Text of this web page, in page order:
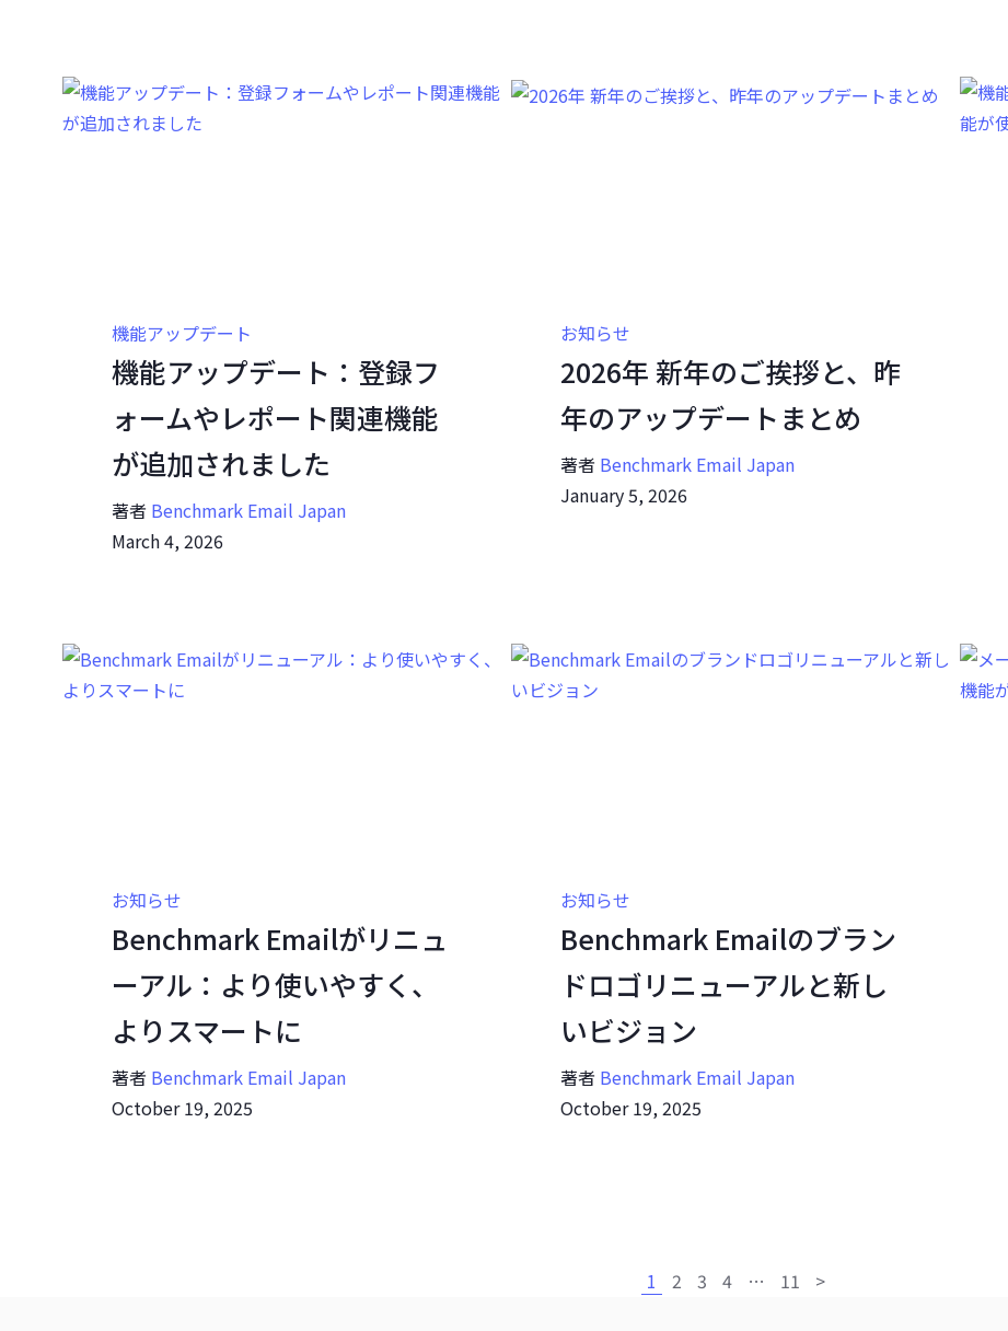
機能アップデート
機能アップデート：登録フ
ォームやレポート関連機能
が追加されました
著者 Benchmark Email Japan
March 4, 2026
お知らせ
2026年 新年のご挨拶と、昨
年のアップデートまとめ
著者 Benchmark Email Japan
January 5, 2026
お知らせ
Benchmark Emailがリニュ
ーアル：より使いやすく、
よりスマートに
著者 Benchmark Email Japan
October 19, 2025
お知らせ
Benchmark Emailのブラン
ドロゴリニューアルと新し
いビジョン
著者 Benchmark Email Japan
October 19, 2025
1 2 3 4 … 11 >